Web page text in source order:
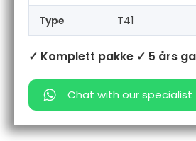
Type T41
✓ Komplett pakke ✓ 5 års
Chat with our specialist